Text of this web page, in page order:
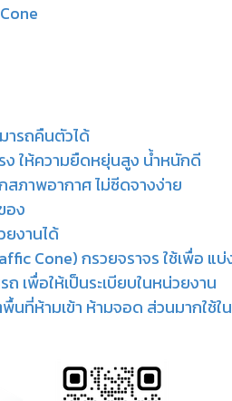
ารถคืนตัวได้
ให้ความยืดหยุ่นสูง น้ำหนักดี
ภาพอากาศ ไม่ซีดจางง่าย
อง
งานได้
Cone) กรวยจราจร ใช้เพื่อ
เพื่อให้เป็นระเบียบในหน่วยงาน
นที่ห้ามเข้า ห้ามจอด ส่วนมากใ